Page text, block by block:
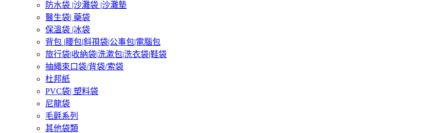
防水袋 |沙灘袋 |沙灘墊
醫生袋| 藥袋
保溫袋 |冰袋
背包 |腰包|斜孭袋|公事包|電腦包
旅行袋|收納袋|洗漱包|洗衣袋|鞋袋
抽繩束口袋/背袋/索袋
杜邦紙
PVC袋| 塑料袋
尼龍袋
毛氈系列
其他袋類